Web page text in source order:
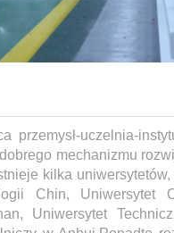
przemysł-uczelnia-
mechanizmu
kilka
Chin, Uniwersytet
Uniwersytet